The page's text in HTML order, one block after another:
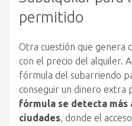
permitido
Otra cuestión que genera
con el precio del alquiler.
fórmula del subarriendo
conseguir un dinero extra
fórmula se detecta más
ciudades, donde el